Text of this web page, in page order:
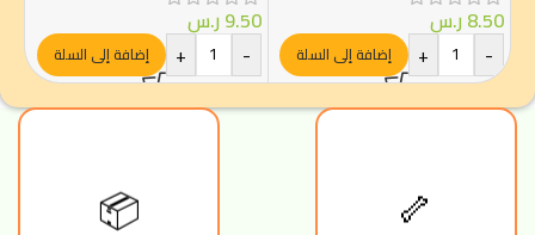
8.50ر.س
-
+ إضافة إلى السلة
9.50ر.س
-
+ إضافة إلى السلة
🦴
📦